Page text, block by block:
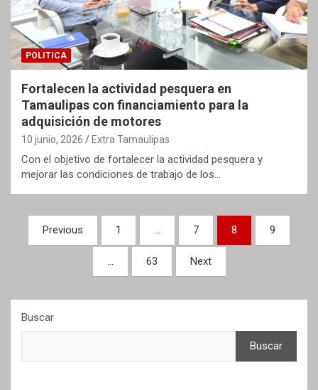
POLITICA
Fortalecen la actividad pesquera en
Tamaulipas con financiamiento para la
adquisición de motores
10 junio, 2026 Extra Tamaulipas
Con el objetivo de fortalecer la actividad pesquera y
mejorar las condiciones de trabajo de los…
Paginación
de
Previous 1 … 7 8 9
… 63 Next
Buscar
Buscar